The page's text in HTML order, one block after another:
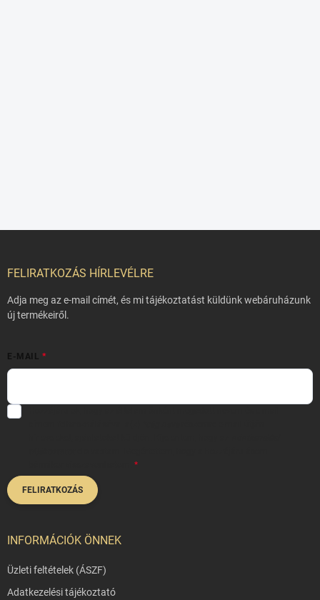
FELIRATKOZÁS HÍRLEVÉLRE
Adja meg az e-mail címét, és mi tájékoztatást küldünk webáruházunk
új termékeiről.
E-MAIL
FELIRATKOZÁS
INFORMÁCIÓK ÖNNEK
Üzleti feltételek (ÁSZF)
Adatkezelési tájékoztató